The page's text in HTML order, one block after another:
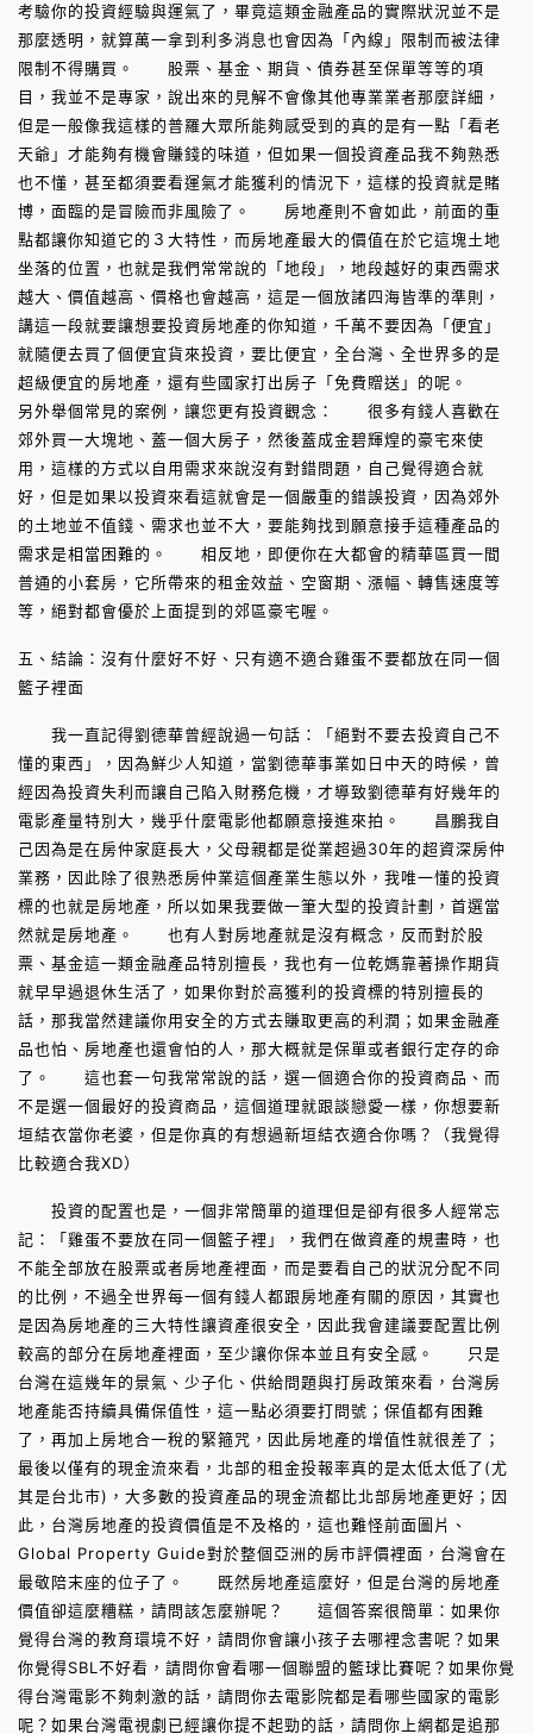
考驗你的投資經驗與運氣了，畢竟這類金融產品的實際狀況並不是
那麼透明，就算萬一拿到利多消息也會因為「內線」限制而被法律
限制不得購買。 股票、基金、期貨、債券甚至保單等等的項
目，我並不是專家，說出來的見解不會像其他專業業者那麼詳細，
但是一般像我這樣的普羅大眾所能夠感受到的真的是有一點「看老
天爺」才能夠有機會賺錢的味道，但如果一個投資產品我不夠熟悉
也不懂，甚至都須要看運氣才能獲利的情況下，這樣的投資就是賭
博，面臨的是冒險而非風險了。 房地產則不會如此，前面的重
點都讓你知道它的３大特性，而房地產最大的價值在於它這塊土地
坐落的位置，也就是我們常常說的「地段」，地段越好的東西需求
越大、價值越高、價格也會越高，這是一個放諸四海皆準的準則，
講這一段就要讓想要投資房地產的你知道，千萬不要因為「便宜」
就隨便去買了個便宜貨來投資，要比便宜，全台灣、全世界多的是
超級便宜的房地產，還有些國家打出房子「免費贈送」的呢。
另外舉個常見的案例，讓您更有投資觀念： 很多有錢人喜歡在
郊外買一大塊地、蓋一個大房子，然後蓋成金碧輝煌的豪宅來使
用，這樣的方式以自用需求來說沒有對錯問題，自己覺得適合就
好，但是如果以投資來看這就會是一個嚴重的錯誤投資，因為郊外
的土地並不值錢、需求也並不大，要能夠找到願意接手這種產品的
需求是相當困難的。 相反地，即便你在大都會的精華區買一間
普通的小套房，它所帶來的租金效益、空窗期、漲幅、轉售速度等
等，絕對都會優於上面提到的郊區豪宅喔。
五、結論：沒有什麼好不好、只有適不適合雞蛋不要都放在同一個
籃子裡面
我一直記得劉德華曾經說過一句話：「絕對不要去投資自己不
懂的東西」，因為鮮少人知道，當劉德華事業如日中天的時候，曾
經因為投資失利而讓自己陷入財務危機，才導致劉德華有好幾年的
電影產量特別大，幾乎什麼電影他都願意接進來拍。 昌鵬我自
己因為是在房仲家庭長大，父母親都是從業超過30年的超資深房仲
業務，因此除了很熟悉房仲業這個產業生態以外，我唯一懂的投資
標的也就是房地產，所以如果我要做一筆大型的投資計劃，首選當
然就是房地產。 也有人對房地產就是沒有概念，反而對於股
票、基金這一類金融產品特別擅長，我也有一位乾媽靠著操作期貨
就早早過退休生活了，如果你對於高獲利的投資標的特別擅長的
話，那我當然建議你用安全的方式去賺取更高的利潤；如果金融產
品也怕、房地產也還會怕的人，那大概就是保單或者銀行定存的命
了。 這也套一句我常常說的話，選一個適合你的投資商品、而
不是選一個最好的投資商品，這個道理就跟談戀愛一樣，你想要新
垣結衣當你老婆，但是你真的有想過新垣結衣適合你嗎？（我覺得
比較適合我XD）
投資的配置也是，一個非常簡單的道理但是卻有很多人經常忘
記：「雞蛋不要放在同一個籃子裡」，我們在做資產的規畫時，也
不能全部放在股票或者房地產裡面，而是要看自己的狀況分配不同
的比例，不過全世界每一個有錢人都跟房地產有關的原因，其實也
是因為房地產的三大特性讓資產很安全，因此我會建議要配置比例
較高的部分在房地產裡面，至少讓你保本並且有安全感。 只是
台灣在這幾年的景氣、少子化、供給問題與打房政策來看，台灣房
地產能否持續具備保值性，這一點必須要打問號；保值都有困難
了，再加上房地合一稅的緊箍咒，因此房地產的增值性就很差了；
最後以僅有的現金流來看，北部的租金投報率真的是太低太低了(尤
其是台北市)，大多數的投資產品的現金流都比北部房地產更好；因
此，台灣房地產的投資價值是不及格的，這也難怪前面圖片、
Global Property Guide對於整個亞洲的房市評價裡面，台灣會在
最敬陪末座的位子了。 既然房地產這麼好，但是台灣的房地產
價值卻這麼糟糕，請問該怎麼辦呢？ 這個答案很簡單：如果你
覺得台灣的教育環境不好，請問你會讓小孩子去哪裡念書呢？如果
你覺得SBL不好看，請問你會看哪一個聯盟的籃球比賽呢？如果你覺
得台灣電影不夠刺激的話，請問你去電影院都是看哪些國家的電影
呢？如果台灣電視劇已經讓你提不起勁的話，請問你上網都是追那